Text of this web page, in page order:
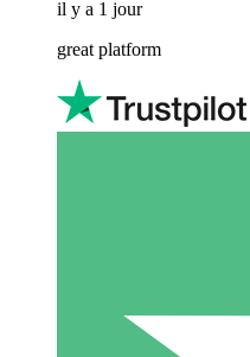
il y a 1 jour
great platform